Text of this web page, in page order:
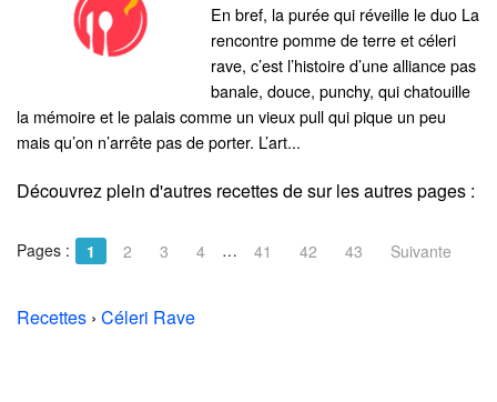
En bref, la purée qui réveille le duo La
rencontre pomme de terre et céleri
rave, c’est l’histoire d’une alliance pas
banale, douce, punchy, qui chatouille
la mémoire et le palais comme un vieux pull qui pique un peu
mais qu’on n’arrête pas de porter. L’art...
Découvrez plein d'autres recettes desur les autres pages :
Pages : 1 2 3 4 … 41 42 43 Suivante
Recettes › Céleri Rave